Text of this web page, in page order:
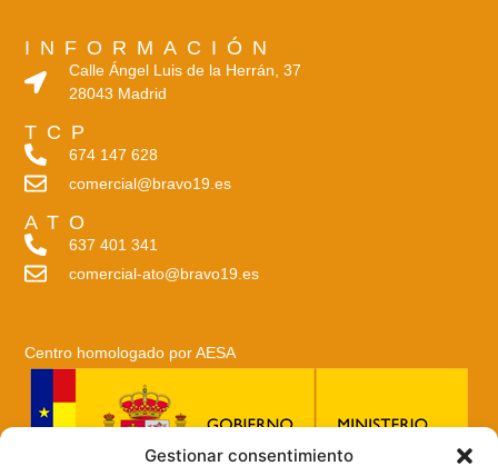
Gestionar consentimiento
INFORMACIÓN
Calle Ángel Luis de la Herrán, 37
28043 Madrid
TCP
674 147 628
comercial@bravo19.es
ATO
637 401 341
comercial-ato@bravo19.es
Centro homologado por AESA